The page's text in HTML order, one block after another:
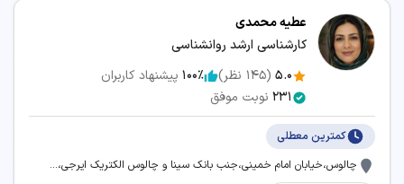
عطیه محمدی
کارشناسی ارشد روانشناسی
5.0
(
145 نظر) 100٪ پیشنهاد کاربران
231 نوبت موفق
کمترین معطلی
چالوس،خیابان امام خمینی،جنب بانک سینا و چالوس الکتریک ایرجی،...